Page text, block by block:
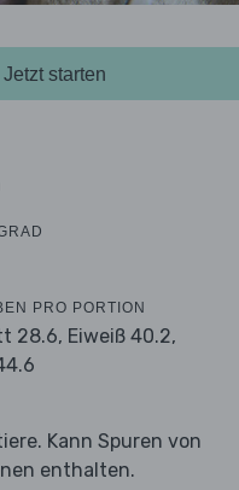
Jetzt starten
PRO PORTION
28.6, Eiweiß 40.2,
Kann Spuren von
enthalten.